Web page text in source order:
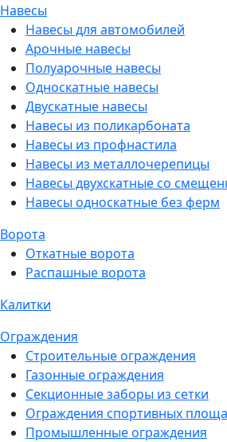
Навесы
Навесы для автомобилей
Арочные навесы
Полуарочные навесы
Односкатные навесы
Двускатные навесы
Навесы из поликарбоната
Навесы из профнастила
Навесы из металлочерепицы
Навесы двухскатные со
Навесы односкатные без ферм
Ворота
Откатные ворота
Распашные ворота
Калитки
Ограждения
Строительные ограждения
Газонные ограждения
Секционные заборы из сетки
Ограждения спортивных
Промышленные ограждения